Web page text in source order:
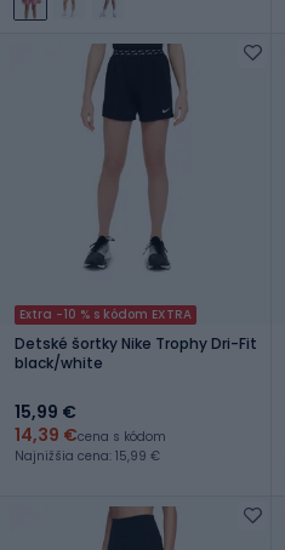
Extra -10 % s kódom EXTRA
Detské šortky Nike Trophy Dri-Fit
black/white
15,99 €
14,39 €cena s kódom
Najnižšia cena: 15,99 €